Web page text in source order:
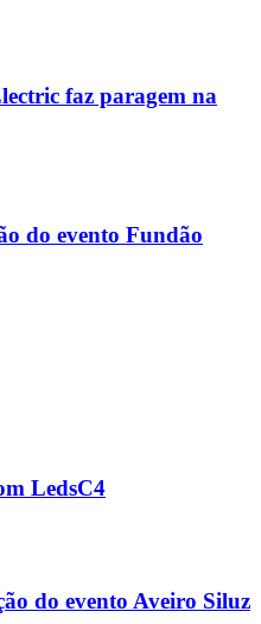
faz paragem na
do evento Fundão
LedsC4
do evento Aveiro Siluz